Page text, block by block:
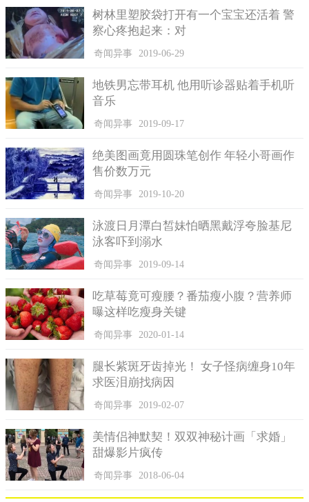
树林里塑胶袋打开有一个宝宝还活着 警
察心疼抱起来：对
奇闻异事 2019-06-29
地铁男忘带耳机 他用听诊器贴着手机听
音乐
奇闻异事 2019-09-17
绝美图画竟用圆珠笔创作 年轻小哥画作
售价数万元
奇闻异事 2019-10-20
泳渡日月潭白皙妹怕晒黑戴浮夸脸基尼
泳客吓到溺水
奇闻异事 2019-09-14
吃草莓竟可瘦腰？番茄瘦小腹？营养师
曝这样吃瘦身关键
奇闻异事 2020-01-14
腿长紫斑牙齿掉光！ 女子怪病缠身10年
求医泪崩找病因
奇闻异事 2019-02-07
美情侣神默契！双双神秘计画「求婚」
甜爆影片疯传
奇闻异事 2018-06-04